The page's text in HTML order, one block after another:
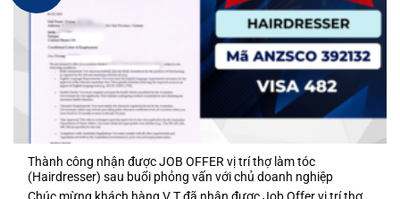
Thành công nhận được JOB OFFER vị trí thợ làm tóc
(Hairdresser) sau buổi phỏng vấn với chủ doanh nghiệp